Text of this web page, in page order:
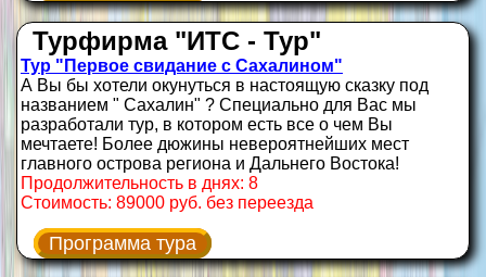
Турфирма "ИТС - Тур"
Тур "Первое свидание с Сахалином"
А Вы бы хотели окунуться в настоящую сказку под
названием " Сахалин" ? Специально для Вас мы
разработали тур, в котором есть все о чем Вы
мечтаете! Более дюжины невероятнейших мест
главного острова региона и Дальнего Востока!
Продолжительность в днях: 8
Стоимость: 89000 руб. без переезда
Программа тура